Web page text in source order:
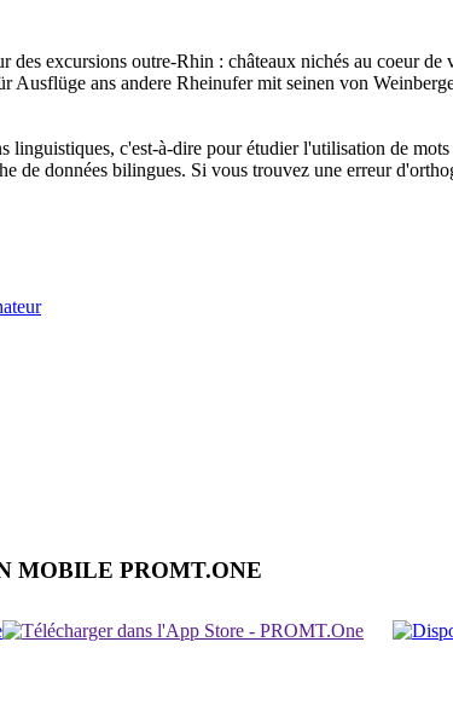
des excursions outre-Rhin : châteaux nichés au coeur de
Ausflüge ans andere Rheinufer mit seinen von
linguistiques, c'est-à-dire pour étudier l'utilisation de
de données bilingues. Si vous trouvez une erreur
MOBILE PROMT.ONE